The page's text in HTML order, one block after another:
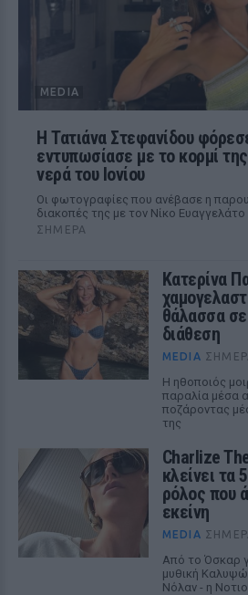
MEDIA
Η Τατιάνα Στεφανίδου
εντυπωσίασε με το κορμί
νερά του Ιονίου
Οι φωτογραφίες που ανέβασε η
διακοπές της με τον Νίκο
ΣΉΜΕΡΑ
Κατερίνα
θάλασσα σε
διάθεση
MEDIA
Η ηθοποιός
παραλία μέσα
ποζάροντας
της
Charlize
κλείνει τα
ρόλος που
εκείνη
MEDIA
Από το Όσκαρ
μυθική
Νόλαν - η